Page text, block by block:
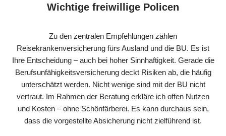
Wichtige freiwillige Policen
Zu den zentralen Empfehlungen zählen
Reisekrankenversicherung fürs Ausland und die BU. Es ist
Ihre Entscheidung – auch bei hoher Sinnhaftigkeit. Gerade die
Berufsunfähigkeitsversicherung deckt Risiken ab, die häufig
unterschätzt werden. Nicht wenige sind mit der BU nicht
vertraut. Im Rahmen der Beratung erkläre ich offen Nutzen
und Kosten – ohne Schönfärberei. Es kann durchaus sein,
dass die vorgestellte Absicherung nicht zielführend ist.